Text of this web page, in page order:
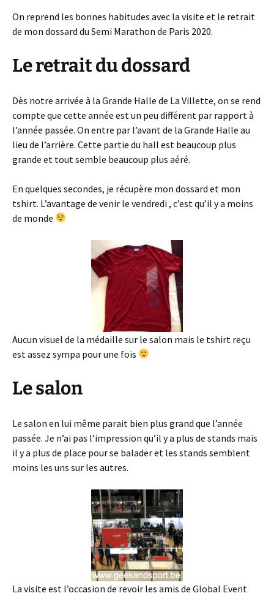
On reprend les bonnes habitudes avec la visite et le retrait
de mon dossard du Semi Marathon de Paris 2020.
Le retrait du dossard
Dès notre arrivée à la Grande Halle de La Villette, on se rend
compte que cette année est un peu différent par rapport à
l’année passée. On entre par l’avant de la Grande Halle au
lieu de l’arrière. Cette partie du hall est beaucoup plus
grande et tout semble beaucoup plus aéré.
En quelques secondes, je récupère mon dossard et mon
tshirt. L’avantage de venir le vendredi , c’est qu’il y a moins
de monde
Aucun visuel de la médaille sur le salon mais le tshirt reçu
est assez sympa pour une fois
Le salon
Le salon en lui même parait bien plus grand que l’année
passée. Je n’ai pas l’impression qu’il y a plus de stands mais
il y a plus de place pour se balader et les stands semblent
moins les uns sur les autres.
La visite est l’occasion de revoir les amis de Global Event